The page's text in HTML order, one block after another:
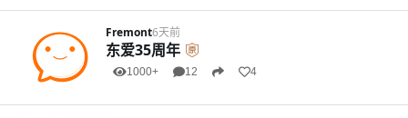
Fremont6天前
东爱35周年
1000+ 12 4